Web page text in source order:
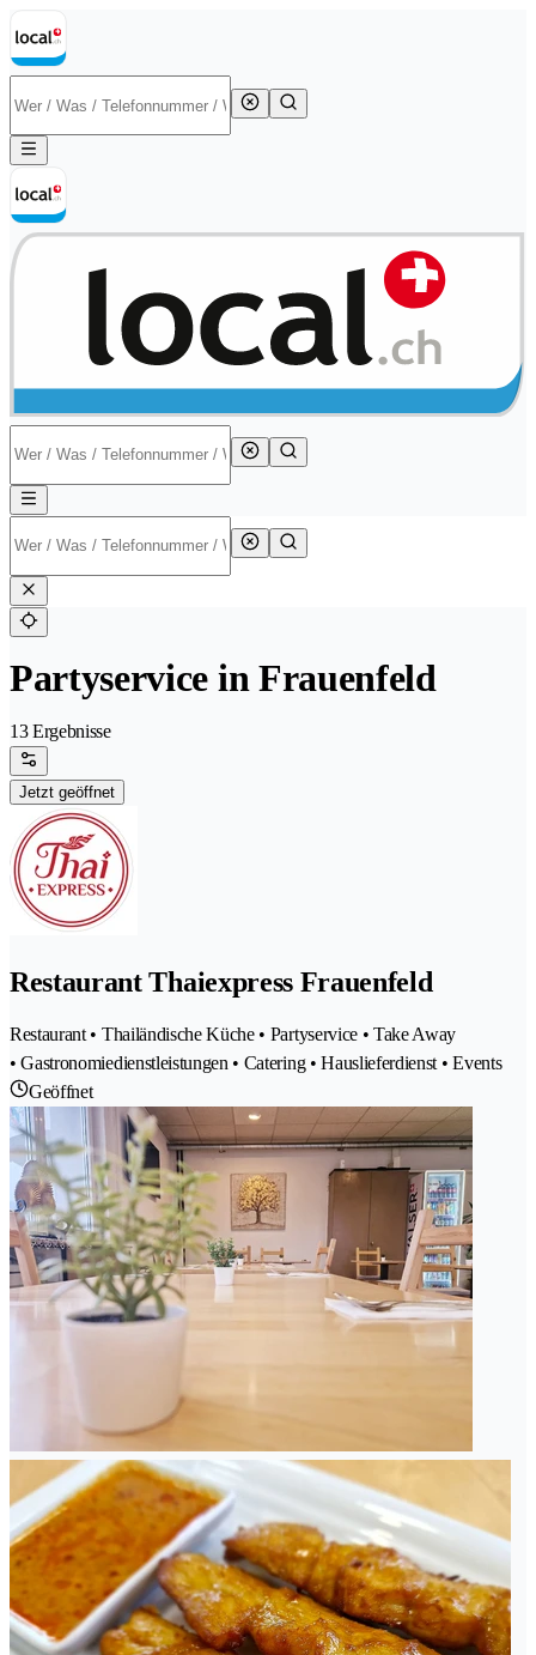
Partyservice in Frauenfeld
13 Ergebnisse
Jetzt geöffnet
Restaurant Thaiexpress Frauenfeld
Restaurant • Thailändische Küche • Partyservice • Take Away
• Gastronomiedienstleistungen • Catering • Hauslieferdienst • Events
Geöffnet